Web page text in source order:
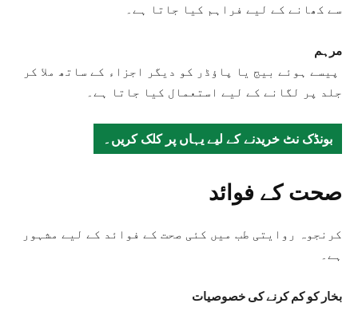
سے کھانے کے لیے فراہم کیا جاتا ہے۔
مرہم
پیسے ہوئے بیج یا پاؤڈر کو دیگر اجزاء کے ساتھ ملا کر
جلد پر لگانے کے لیے استعمال کیا جاتا ہے۔
بونڈک نٹ خریدنے کے لیے یہاں پر کلک کریں۔
صحت کے فوائد
کرنجوہ روایتی طب میں کئی صحت کے فوائد کے لیے مشہور
ہے۔
بخار کو کم کرنے کی خصوصیات